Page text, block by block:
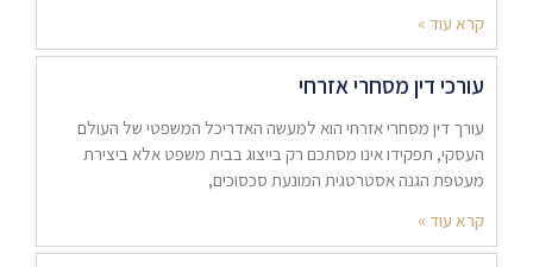
קרא עוד »
עורכי דין מסחרי אזרחי
עורך דין מסחרי אזרחי הוא למעשה האדריכל המשפטי של העולם
העסקי, תפקידו אינו מסתכם רק בייצוג בבית משפט אלא ביצירת
מעטפת הגנה אסטרטגית המונעת סכסוכים,
קרא עוד »